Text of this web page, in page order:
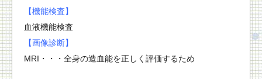
【機能検査】
血液機能検査
【画像診断】
MRI・・・全身の造血能を正しく評価するため